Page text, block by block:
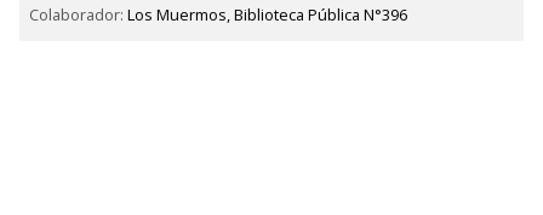
Colaborador: Los Muermos, Biblioteca Pública N°396